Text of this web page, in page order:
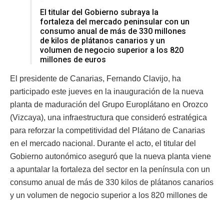
El titular del Gobierno subraya la
fortaleza del mercado peninsular con un
consumo anual de más de 330 millones
de kilos de plátanos canarios y un
volumen de negocio superior a los 820
millones de euros
El presidente de Canarias, Fernando Clavijo, ha
participado este jueves en la inauguración de la nueva
planta de maduración del Grupo Europlátano en Orozco
(Vizcaya), una infraestructura que consideró estratégica
para reforzar la competitividad del Plátano de Canarias
en el mercado nacional. Durante el acto, el titular del
Gobierno autonómico aseguró que la nueva planta viene
a apuntalar la fortaleza del sector en la península con un
consumo anual de más de 330 kilos de plátanos canarios
y un volumen de negocio superior a los 820 millones de